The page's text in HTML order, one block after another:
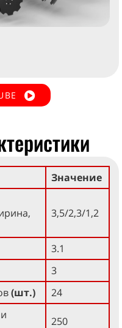
Значение
3,5/2,3/1,2
3.1
3
(шт.)
24
250